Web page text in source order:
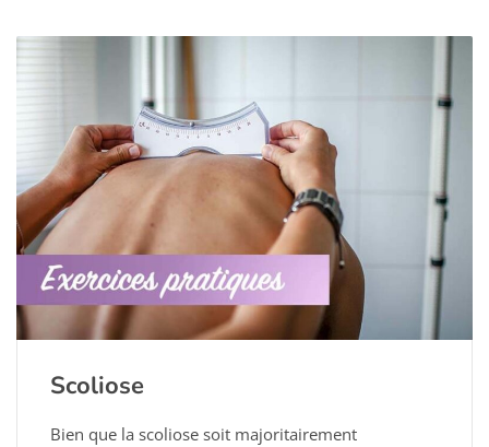
Scoliose
Bien que la scoliose soit majoritairement